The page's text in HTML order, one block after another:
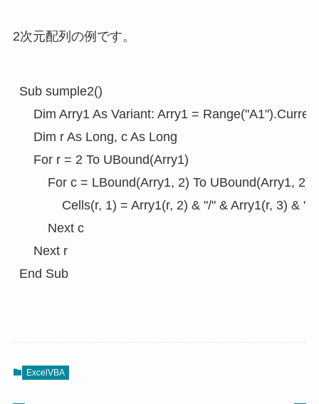
2次元配列の例です。
Sub sumple2()
Dim Arry1 As Variant: Arry1 =
    Dim r As Long, c As Long
    For r = 2 To UBound(Arry1)
        For c = LBound(Arry1, 2) To UBound(Arry1, 2)
Cells(r, 1) = Arry1(r, 2) & "/" & Arry1(r, 3) &
        Next c
    Next r
End Sub
ExcelVBA